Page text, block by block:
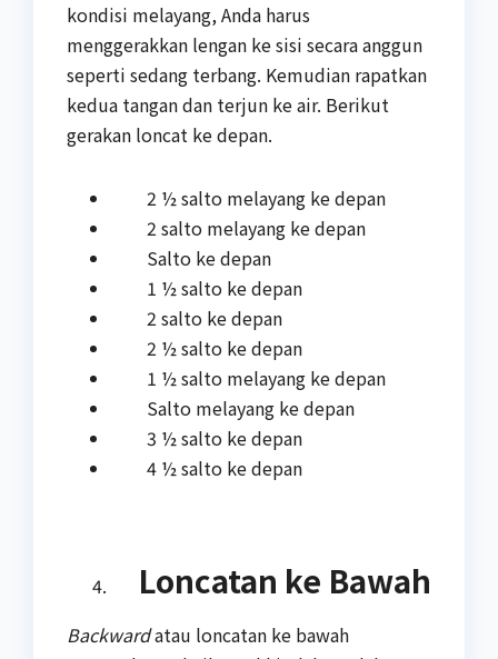
kondisi melayang, Anda harus
menggerakkan lengan ke sisi secara anggun
seperti sedang terbang. Kemudian rapatkan
kedua tangan dan terjun ke air. Berikut
gerakan loncat ke depan.
2 ½ salto melayang ke depan
2 salto melayang ke depan
Salto ke depan
1 ½ salto ke depan
2 salto ke depan
2 ½ salto ke depan
1 ½ salto melayang ke depan
Salto melayang ke depan
3 ½ salto ke depan
4 ½ salto ke depan
Loncatan ke Bawah
Backwardatau loncatan ke bawah